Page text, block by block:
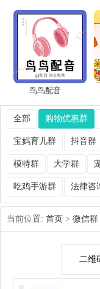
鸟鸟配音
全部 购物优惠群
宝妈育儿群 抖音群
模特群 大学群
吃鸡手游群 法律咨
当前位置: 首页 > 微信群
二维